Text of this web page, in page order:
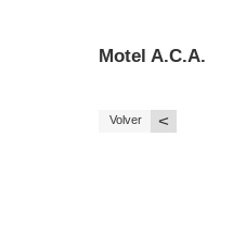
Motel A.C.A.
Volver <